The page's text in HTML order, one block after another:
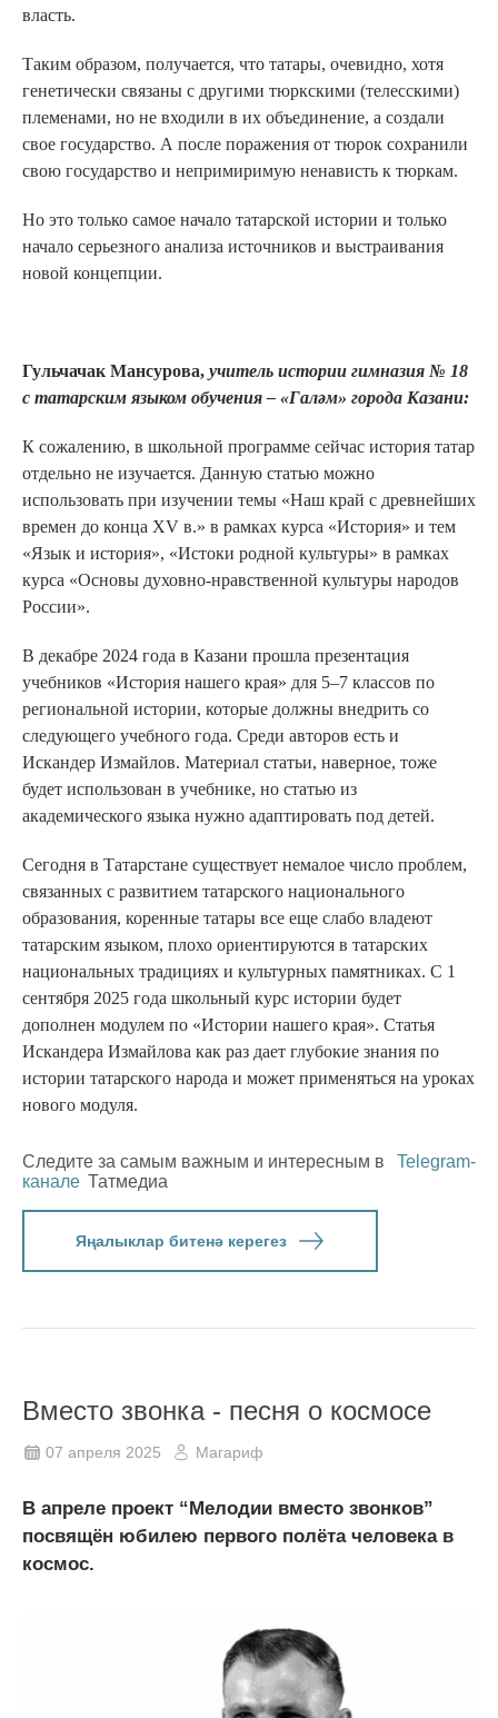
власть.
Таким образом, получается, что татары, очевидно, хотя
генетически связаны с другими тюркскими (телесскими)
племенами, но не входили в их объединение, а создали
свое государство. А после поражения от тюрок сохранили
свою государство и непримиримую ненависть к тюркам.
Но это только самое начало татарской истории и только
начало серьезного анализа источников и выстраивания
новой концепции.
Гульчачак Мансурова, учитель истории гимназия № 18
с татарским языком обучения – «Галәм» города Казани:
К сожалению, в школьной программе сейчас история татар
отдельно не изучается. Данную статью можно
использовать при изучении темы «Наш край с древнейших
времен до конца XV в.» в рамках курса «История» и тем
«Язык и история», «Истоки родной культуры» в рамках
курса «Основы духовно-нравственной культуры народов
России».
В декабре 2024 года в Казани прошла презентация
учебников «История нашего края» для 5–7 классов по
региональной истории, которые должны внедрить со
следующего учебного года. Среди авторов есть и
Искандер Измайлов. Материал статьи, наверное, тоже
будет использован в учебнике, но статью из
академического языка нужно адаптировать под детей.
Сегодня в Татарстане существует немалое число проблем,
связанных с развитием татарского национального
образования, коренные татары все еще слабо владеют
татарским языком, плохо ориентируются в татарских
национальных традициях и культурных памятниках. С 1
сентября 2025 года школьный курс истории будет
дополнен модулем по «Истории нашего края». Статья
Искандера Измайлова как раз дает глубокие знания по
истории татарского народа и может применяться на уроках
нового модуля.
Следите за самым важным и интересным в
Telegram-
канале Татмедиа
Яңалыклар битенә керегез
Вместо звонка - песня о космосе
07 апреля 2025 Магариф
В апреле проект “Мелодии вместо звонков”
посвящён юбилею первого полёта человека в
космос.